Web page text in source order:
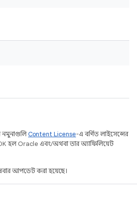
নমুনাগুলিContent License-এ বর্ণিত লাইসেন্সের
হল Oracle এবং/অথবা তার অ্যাফিলিয়েট
আপডেট করা হয়েছে।